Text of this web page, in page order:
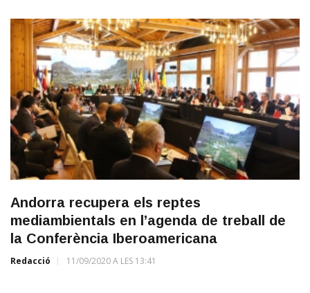
Andorra recupera els reptes
mediambientals en l’agenda de treball de
la Conferència Iberoamericana
Redacció 11/09/2020 A LES 13:41